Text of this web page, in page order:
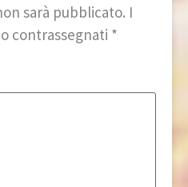
sarà pubblicato. I
contrassegnati *